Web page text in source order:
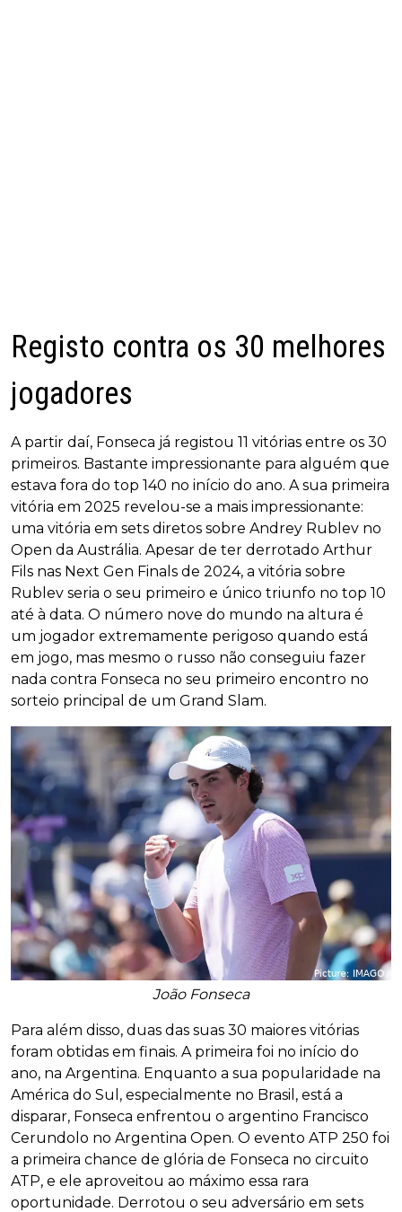
Registo contra os 30 melhores
jogadores
A partir daí, Fonseca já registou 11 vitórias entre os 30
primeiros. Bastante impressionante para alguém que
estava fora do top 140 no início do ano. A sua primeira
vitória em 2025 revelou-se a mais impressionante:
uma vitória em sets diretos sobre Andrey Rublev no
Open da Austrália. Apesar de ter derrotado Arthur
Fils nas Next Gen Finals de 2024, a vitória sobre
Rublev seria o seu primeiro e único triunfo no top 10
até à data. O número nove do mundo na altura é
um jogador extremamente perigoso quando está
em jogo, mas mesmo o russo não conseguiu fazer
nada contra Fonseca no seu primeiro encontro no
sorteio principal de um Grand Slam.
João Fonseca
Para além disso, duas das suas 30 maiores vitórias
foram obtidas em finais. A primeira foi no início do
ano, na Argentina. Enquanto a sua popularidade na
América do Sul, especialmente no Brasil, está a
disparar, Fonseca enfrentou o argentino Francisco
Cerundolo no Argentina Open. O evento ATP 250 foi
a primeira chance de glória de Fonseca no circuito
ATP, e ele aproveitou ao máximo essa rara
oportunidade. Derrotou o seu adversário em sets